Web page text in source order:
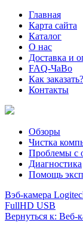
Главная
Карта сайта
Каталог
О нас
Доставка и
FAQ-ЧаВо
Как заказать?
Контакты
Обзоры
Чистка
Проблемы с
Диагностика
Помощь
Вэб-камера
FullHD USB
Вернуться к: Веб-